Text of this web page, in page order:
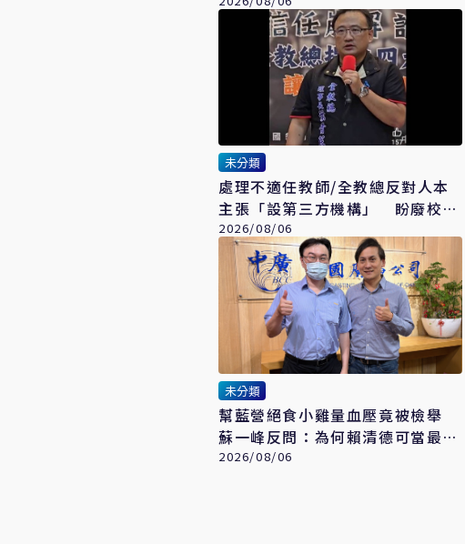
未分類
處理不適任教師/全教總反對人本
主張「設第三方機構」 盼廢校事
會議、案件分流
2026/08/06
未分類
幫藍營絕食小雞量血壓竟被檢舉
蘇一峰反問：為何賴清德可當最強
急救王
2026/08/06